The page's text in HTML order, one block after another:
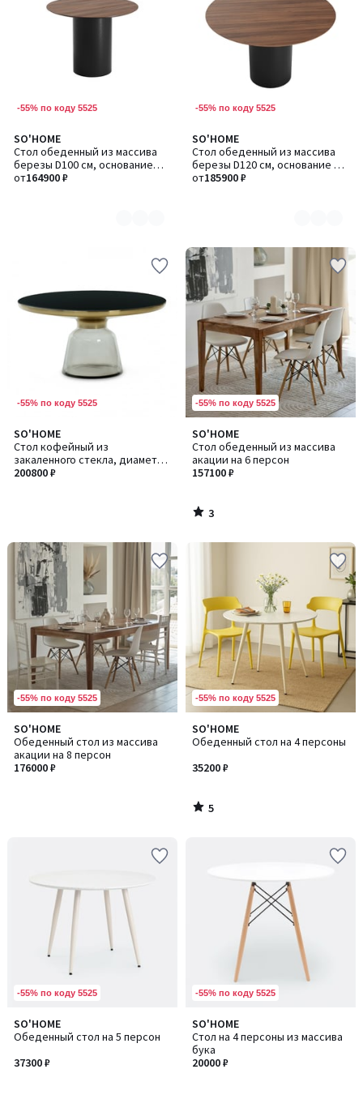
-55% по коду 5525
SO'HOME
Стол обеденный из массива
березы D100 см, основание
D43
от164900 ₽
Количество
цветов:
2
-55% по коду 5525
SO'HOME
Стол обеденный из массива
березы D120 см, основание D
43
от185900 ₽
Количество
цветов:
2
-55% по коду 5525
SO'HOME
Стол кофейный из
закаленного стекла, диаметр
75
200800 ₽
-55% по коду 5525
SO'HOME
Стол обеденный из массива
акации на 6 персон
157100 ₽
3
/
5
3
/
-55% по коду 5525
SO'HOME
Обеденный стол из массива
акации на 8 персон
176000 ₽
-55% по коду 5525
SO'HOME
Обеденный стол на 4 персоны
35200 ₽
5
/
5
/
-55% по коду 5525
SO'HOME
Обеденный стол на 5 персон
37300 ₽
-55% по коду 5525
SO'HOME
Стол на 4 персоны из массива
бука
20000 ₽